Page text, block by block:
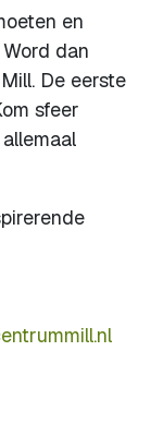
en
dan
De eerste
sfeer